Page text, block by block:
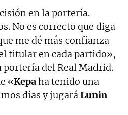
en la portería.
No es correcto que diga
me dé más confianza
titular en cada partido»,
del Real Madrid.
«Kepaha tenido una
días y jugaráLunin